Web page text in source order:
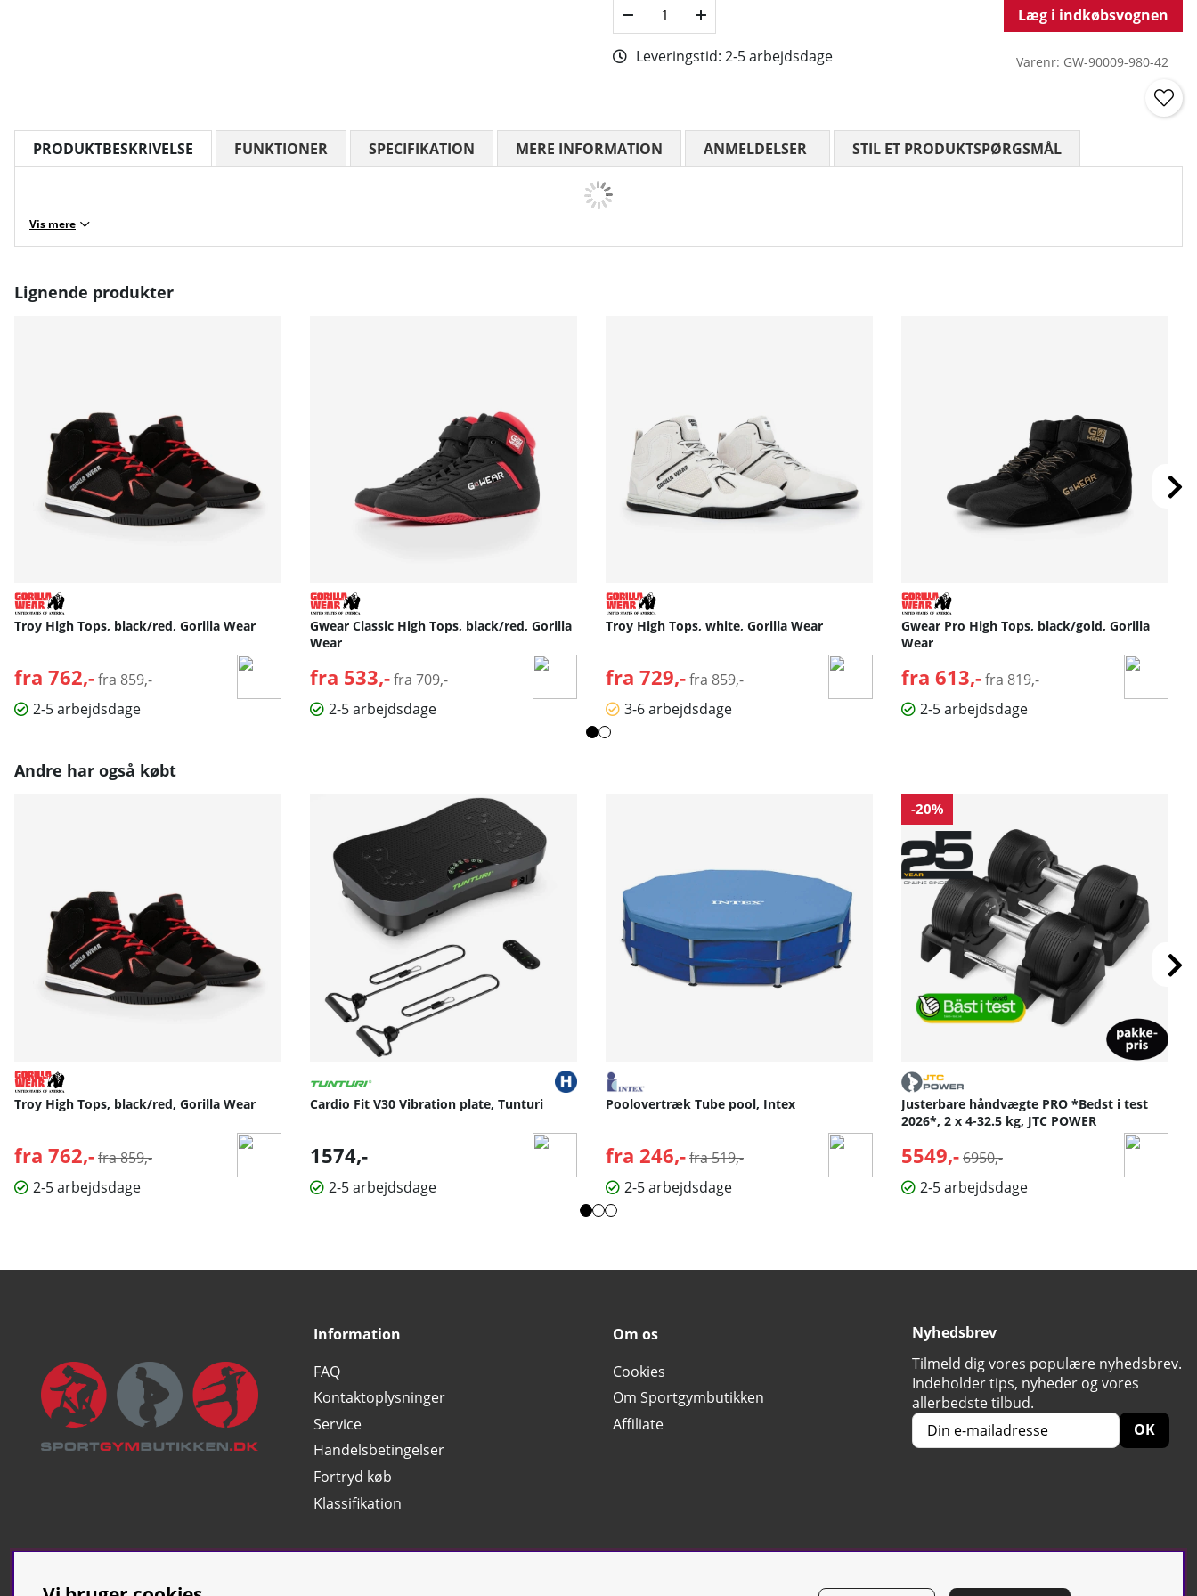
Læg i indkøbsvognen
Leveringstid: 2-5 arbejdsdage Varenr: GW-90009-980-42
PRODUKTBESKRIVELSE
Vis mere
FUNKTIONER SPECIFIKATION MERE INFORMATION ANMELDELSER GENNEMSNITLIG VURDERING 0 UD AF 5 ANTAL
STIL ET PRODUKTSPØRGSMÅL
Lignende produkter
Troy High Tops, black/red, Gorilla Wear
fra 762,-Normalpris:
fra 859,-
2-5 arbejdsdage
Gwear Classic High Tops, black/red, Gorilla
Wear
fra 533,-Normalpris:
fra 709,-
2-5 arbejdsdage
Troy High Tops, white, Gorilla Wear
fra 729,-Normalpris:
fra 859,-
3-6 arbejdsdage
Gwear Pro High Tops, black/gold, Gorilla
Wear
fra 613,-Normalpris:
fra 819,-
2-5 arbejdsdage
Andre har også købt
Troy High Tops, black/red, Gorilla Wear
fra 762,-Normalpris:
fra 859,-
2-5 arbejdsdage
Cardio Fit V30 Vibration plate, Tunturi
1574,-
2-5 arbejdsdage
Poolovertræk Tube pool, Intex
fra 246,-Normalpris:
fra 519,-
2-5 arbejdsdage
-20%
Justerbare håndvægte PRO *Bedst i test
2026*, 2 x 4-32.5 kg, JTC POWER
5549,- Normalpris:
6950,-
2-5 arbejdsdage
Information
FAQ
Kontaktoplysninger
Service
Handelsbetingelser
Fortryd køb
Klassifikation
Om os
Cookies
Om Sportgymbutikken
Affiliate
Nyhedsbrev
Tilmeld dig vores populære nyhedsbrev.
Indeholder tips, nyheder og vores
allerbedste tilbud.
OK